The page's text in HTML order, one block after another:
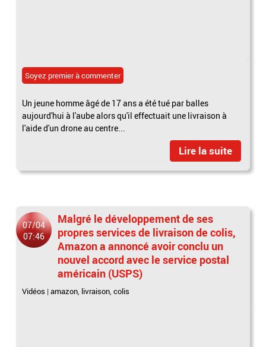
Soyez premier à commenter
Un jeune homme âgé de 17 ans a été tué par balles
aujourd'hui à l'aube alors qu'il effectuait une livraison à
l'aide d'un drone au centre...
Lire la suite
07/04
07:46
Malgré le développement de ses
propres services de livraison de colis,
Amazon a annoncé avoir conclu un
nouvel accord avec le service postal
américain (USPS)
Vidéos |amazon, livraison,colis